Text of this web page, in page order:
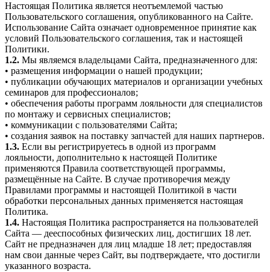
Настоящая Политика является неотъемлемой частью
Пользовательского соглашения, опубликованного на Сайте.
Использование Сайта означает одновременное принятие как
условий Пользовательского соглашения, так и настоящей
Политики.
1.2. Мы являемся владельцами Сайта, предназначенного для:
• размещения информации о нашей продукции;
• публикации обучающих материалов и организации учебных
семинаров для профессионалов;
• обеспечения работы программ лояльности для специалистов
по монтажу и сервисных специалистов;
• коммуникации с пользователями Сайта;
• создания заявок на поставку запчастей для наших партнеров.
1.3. Если вы регистрируетесь в одной из программ
лояльности, дополнительно к настоящей Политике
применяются Правила соответствующей программы,
размещённые на Сайте. В случае противоречия между
Правилами программы и настоящей Политикой в части
обработки персональных данных применяется настоящая
Политика.
1.4. Настоящая Политика распространяется на пользователей
Сайта — дееспособных физических лиц, достигших 18 лет.
Сайт не предназначен для лиц младше 18 лет; предоставляя
нам свои данные через Сайт, вы подтверждаете, что достигли
указанного возраста.